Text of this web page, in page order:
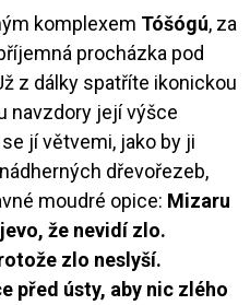
komplexem Tóšógú, za
procházka pod
z dálky spatříte ikonickou
navzdory její výšce
jí větvemi, jako by ji
dřevořezeb,
moudré opice: Mizaru
že nevidí zlo.
zlo neslyší.
před ústy, aby nic zlého